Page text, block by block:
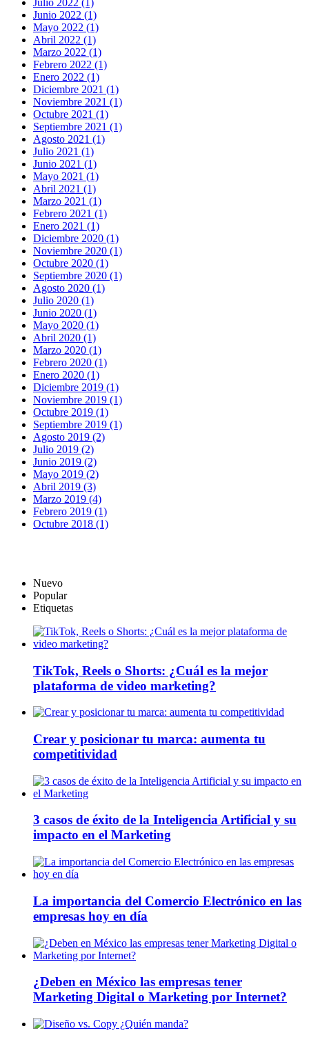
Junio 2022 (1)
Mayo 2022 (1)
Abril 2022 (1)
Marzo 2022 (1)
Febrero 2022 (1)
Enero 2022 (1)
Diciembre 2021 (1)
Noviembre 2021 (1)
Octubre 2021 (1)
Septiembre 2021 (1)
Agosto 2021 (1)
Julio 2021 (1)
Junio 2021 (1)
Mayo 2021 (1)
Abril 2021 (1)
Marzo 2021 (1)
Febrero 2021 (1)
Enero 2021 (1)
Diciembre 2020 (1)
Noviembre 2020 (1)
Octubre 2020 (1)
Septiembre 2020 (1)
Agosto 2020 (1)
Julio 2020 (1)
Junio 2020 (1)
Mayo 2020 (1)
Abril 2020 (1)
Marzo 2020 (1)
Febrero 2020 (1)
Enero 2020 (1)
Diciembre 2019 (1)
Noviembre 2019 (1)
Octubre 2019 (1)
Septiembre 2019 (1)
Agosto 2019 (2)
Julio 2019 (2)
Junio 2019 (2)
Mayo 2019 (2)
Abril 2019 (3)
Marzo 2019 (4)
Febrero 2019 (1)
Octubre 2018 (1)
Nuevo
Popular
Etiquetas
TikTok, Reels o Shorts: ¿Cuál es la mejor
plataforma de video marketing?
Crear y posicionar tu marca: aumenta tu
competitividad
3 casos de éxito de la Inteligencia Artificial y su
impacto en el Marketing
La importancia del Comercio Electrónico en las
empresas hoy en día
¿Deben en México las empresas tener
Marketing Digital o Marketing por Internet?